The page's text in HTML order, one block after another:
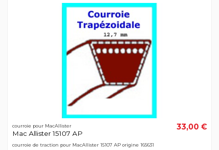
courroie pour MacAllister
Mac Allister 15107 AP
33,00 €
courroie de traction pour MacAllister 15107 AP origine 165631